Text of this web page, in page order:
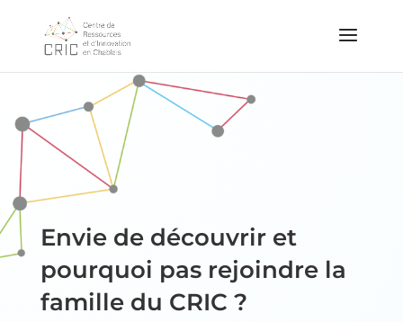
Envie de découvrir et
pourquoi pas rejoindre la
famille du CRIC ?